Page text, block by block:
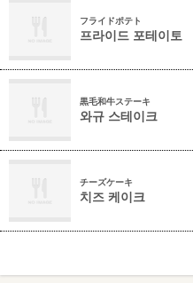
フライドポテト
프라이드 포테이토
黒毛和牛ステーキ
와규 스테이크
チーズケーキ
치즈 케이크